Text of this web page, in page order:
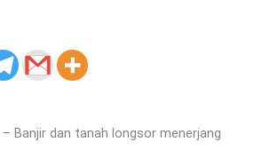
– Banjir dan tanah longsor menerjang